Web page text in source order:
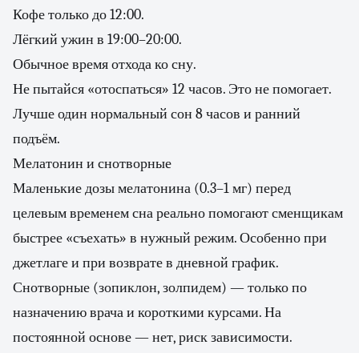
Кофе только до 12:00.
Лёгкий ужин в 19:00–20:00.
Обычное время отхода ко сну.
Не пытайся «отоспаться» 12 часов. Это не помогает.
Лучше один нормальный сон 8 часов и ранний
подъём.
Мелатонин и снотворные
Маленькие дозы мелатонина (0.3–1 мг) перед
целевым временем сна реально помогают сменщикам
быстрее «съехать» в нужный режим. Особенно при
джетлаге и при возврате в дневной график.
Снотворные (зопиклон, золпидем) — только по
назначению врача и короткими курсами. На
постоянной основе — нет, риск зависимости.